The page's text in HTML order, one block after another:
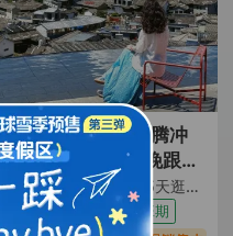
精致小包团·云南+腾冲
+芒市+瑞丽5日4晚跟团
游
慢游玩法·一家一团｜5天逛遍3座城｜吃遍5大特色餐5大地道小吃｜5大核心地标景点全覆盖｜ 缅式洗头+马帮烤茶+田园咖啡｜逛市井夜市｜一日自由活动随心逛｜1晚4钻酒店+升级1晚温泉酒店+2晚和顺温泉民宿｜特色伴手礼｜纯玩0购物0车销｜全程透明无隐形店
纯玩无购物 含暑假班期